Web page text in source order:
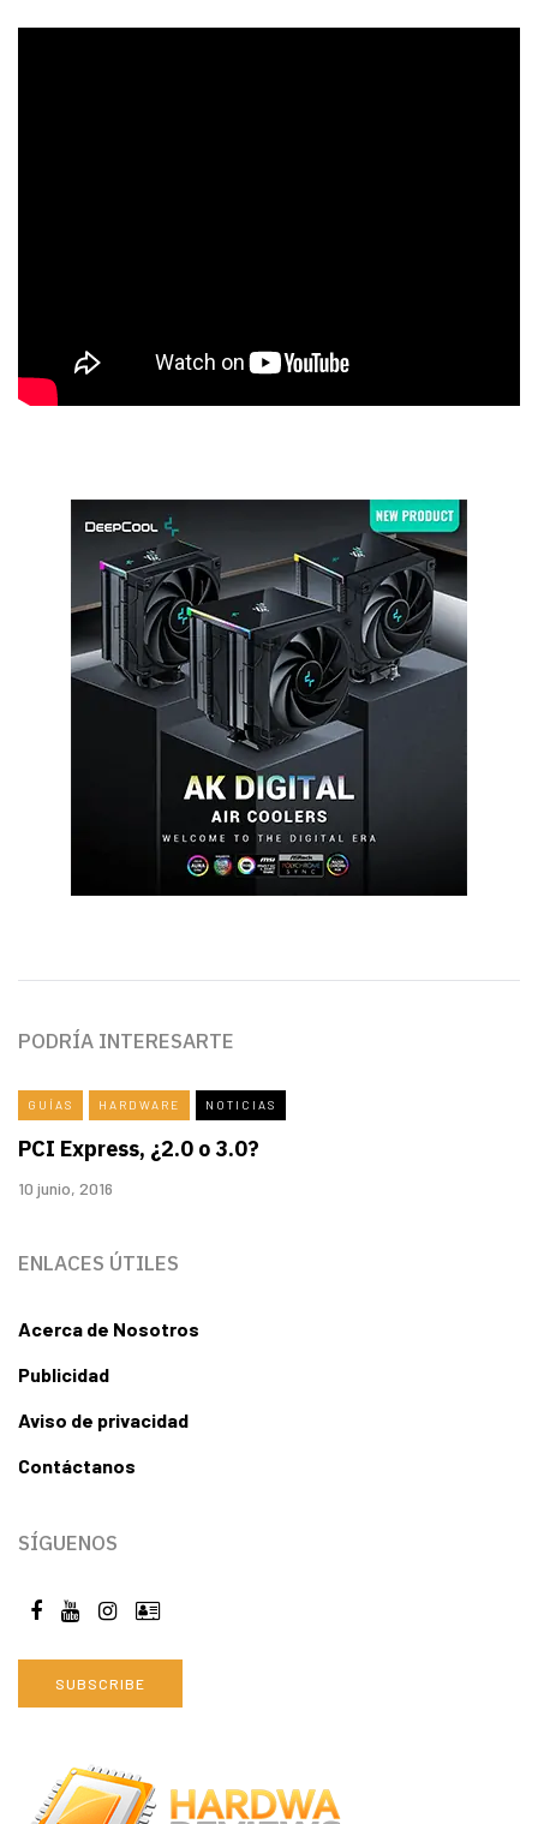
PODRÍA INTERESARTE
GUÍAS HARDWARE NOTICIAS
PCI Express, ¿2.0 o 3.0?
10 junio, 2016
ENLACES ÚTILES
Acerca de Nosotros
Publicidad
Aviso de privacidad
Contáctanos
SÍGUENOS
SUBSCRIBE